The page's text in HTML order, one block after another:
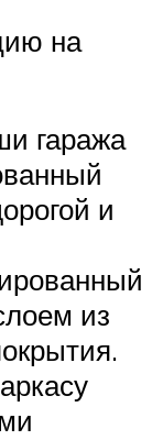
на
гаража
и
из